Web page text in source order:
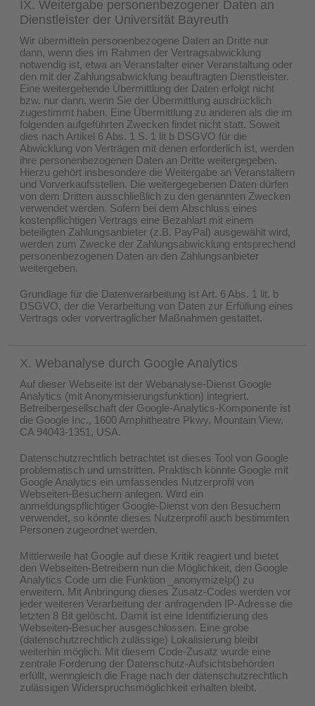
IX. Weitergabe personenbezogener Daten an
Dienstleister der Universität Bayreuth
Wir übermitteln personenbezogene Daten an Dritte nur
dann, wenn dies im Rahmen der Vertragsabwicklung
notwendig ist, etwa an Veranstalter einer Veranstaltung oder
den mit der Zahlungsabwicklung beauftragten Dienstleister.
Eine weitergehende Übermittlung der Daten erfolgt nicht
bzw. nur dann, wenn Sie der Übermittlung ausdrücklich
zugestimmt haben. Eine Übermittlung zu anderen als die im
folgenden aufgeführten Zwecken findet nicht statt. Soweit
dies nach Artikel 6 Abs. 1 S. 1 lit b DSGVO für die
Abwicklung von Verträgen mit denen erforderlich ist, werden
ihre personenbezogenen Daten an Dritte weitergegeben.
Hierzu gehört insbesondere die Weitergabe an Veranstaltern
und Vorverkaufsstellen. Die weitergegebenen Daten dürfen
von dem Dritten ausschließlich zu den genannten Zwecken
verwendet werden. Sofern bei dem Abschluss eines
kostenpflichtigen Vertrags eine Bezahlart mit einem
beteiligten Zahlungsanbieter (z.B. PayPal) ausgewählt wird,
werden zum Zwecke der Zahlungsabwicklung entsprechend
personenbezogenen Daten an den Zahlungsanbieter
weitergeben.
Grundlage für die Datenverarbeitung ist Art. 6 Abs. 1 lit. b
DSGVO, der die Verarbeitung von Daten zur Erfüllung eines
Vertrags oder vorvertraglicher Maßnahmen gestattet.
X. Webanalyse durch Google Analytics
Auf dieser Webseite ist der Webanalyse-Dienst Google
Analytics (mit Anonymisierungsfunktion) integriert.
Betreibergesellschaft der Google-Analytics-Komponente ist
die Google Inc., 1600 Amphitheatre Pkwy, Mountain View,
CA 94043-1351, USA.
Datenschutzrechtlich betrachtet ist dieses Tool von Google
problematisch und umstritten. Praktisch könnte Google mit
Google Analytics ein umfassendes Nutzerprofil von
Webseiten-Besuchern anlegen. Wird ein
anmeldungspflichtiger Google-Dienst von den Besuchern
verwendet, so könnte dieses Nutzerprofil auch bestimmten
Personen zugeordnet werden.
Mittlerweile hat Google auf diese Kritik reagiert und bietet
den Webseiten-Betreibern nun die Möglichkeit, den Google
Analytics Code um die Funktion _anonymizeIp() zu
erweitern. Mit Anbringung dieses Zusatz-Codes werden vor
jeder weiteren Verarbeitung der anfragenden IP-Adresse die
letzten 8 Bit gelöscht. Damit ist eine Identifizierung des
Webseiten-Besucher ausgeschlossen. Eine grobe
(datenschutzrechtlich zulässige) Lokalisierung bleibt
weiterhin möglich. Mit diesem Code-Zusatz wurde eine
zentrale Forderung der Datenschutz-Aufsichtsbehörden
erfüllt, wenngleich die Frage nach der datenschutzrechtlich
zulässigen Widerspruchsmöglichkeit erhalten bleibt.